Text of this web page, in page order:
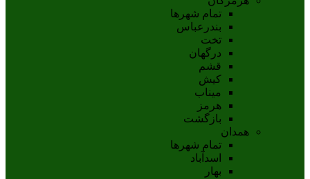
تمام شهر‌ها
بندرعباس
تخت
درگهان
قشم
کيش
ميناب
هرمز
بازگشت
همدان
تمام شهر‌ها
اسدآباد
بهار